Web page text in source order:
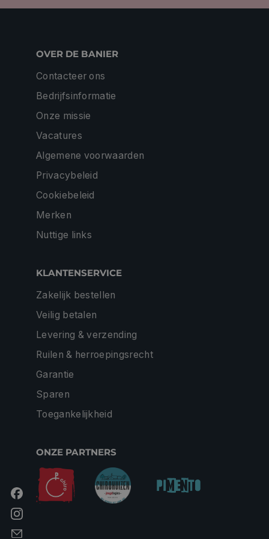
OVER DE BANIER
Contacteer ons
Bedrijfsinformatie
Onze missie
Vacatures
Algemene voorwaarden
Privacybeleid
Cookiebeleid
Merken
Nuttige links
KLANTENSERVICE
Zakelijk bestellen
Veilig betalen
Levering & verzending
Ruilen & herroepingsrecht
Garantie
Sparen
Toegankelijkheid
ONZE PARTNERS